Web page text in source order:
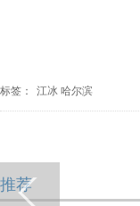
标签： 江冰 哈尔滨
推荐